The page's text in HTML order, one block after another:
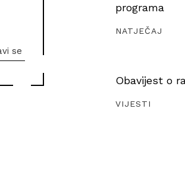
programa
NATJEČAJ
Obavijest o
VIJESTI